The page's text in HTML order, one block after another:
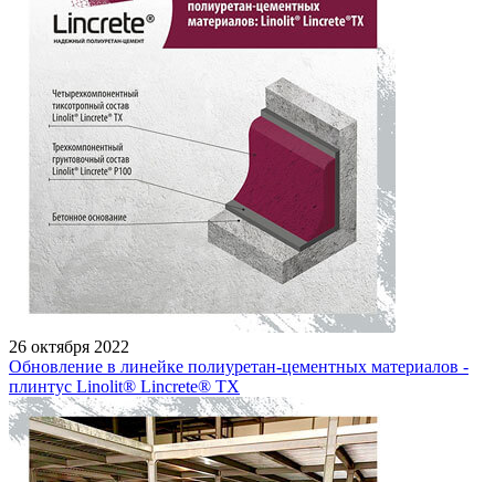
26 октября 2022
Обновление в линейке полиуретан-цементных материалов -
плинтус Linolit® Lincrete® ТХ